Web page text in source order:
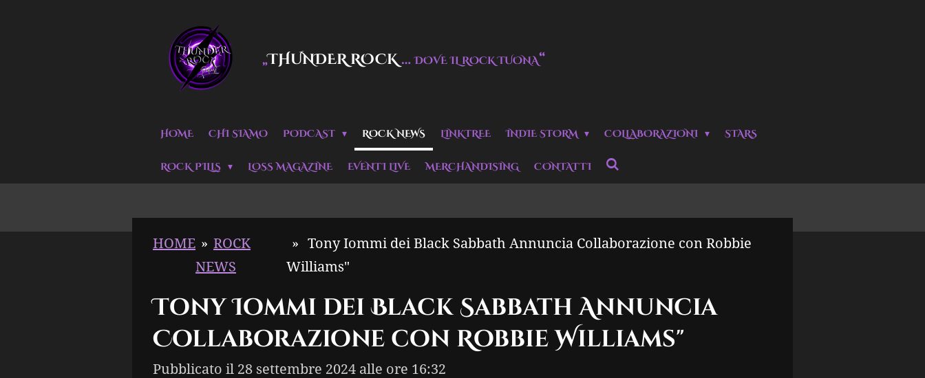
„THUNDER ROCK…DOVE IL ROCK TUONA“
HOME CHI SIAMO PODCAST ROCK NEWS LINKTREE INDIE STORM COLLABORAZIONI STARS
ROCK PILLS LOSS MAGAZINE EVENTI LIVE MERCHANDISING CONTATTI
HOME » ROCK
NEWS
» Tony Iommi dei Black Sabbath Annuncia Collaborazione con Robbie
Williams"
Tony Iommi dei Black Sabbath Annuncia
Collaborazione con Robbie Williams"
Pubblicato il 28 settembre 2024 alle ore 16:32